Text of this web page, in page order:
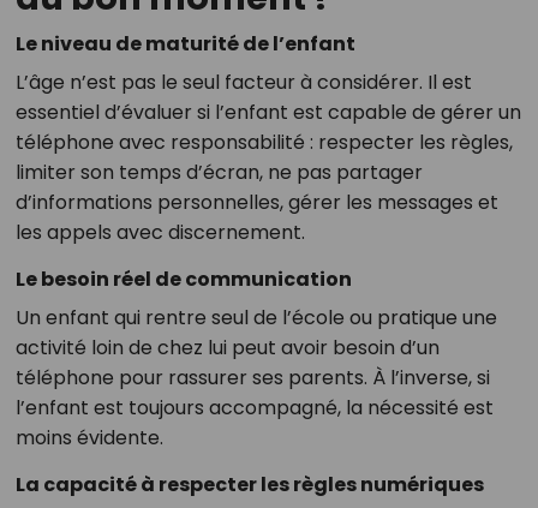
Le niveau de maturité de l’enfant
L’âge n’est pas le seul facteur à considérer. Il est
essentiel d’évaluer si l’enfant est capable de gérer un
téléphone avec responsabilité : respecter les règles,
limiter son temps d’écran, ne pas partager
d’informations personnelles, gérer les messages et
les appels avec discernement.
Le besoin réel de communication
Un enfant qui rentre seul de l’école ou pratique une
activité loin de chez lui peut avoir besoin d’un
téléphone pour rassurer ses parents. À l’inverse, si
l’enfant est toujours accompagné, la nécessité est
moins évidente.
La capacité à respecter les règles numériques